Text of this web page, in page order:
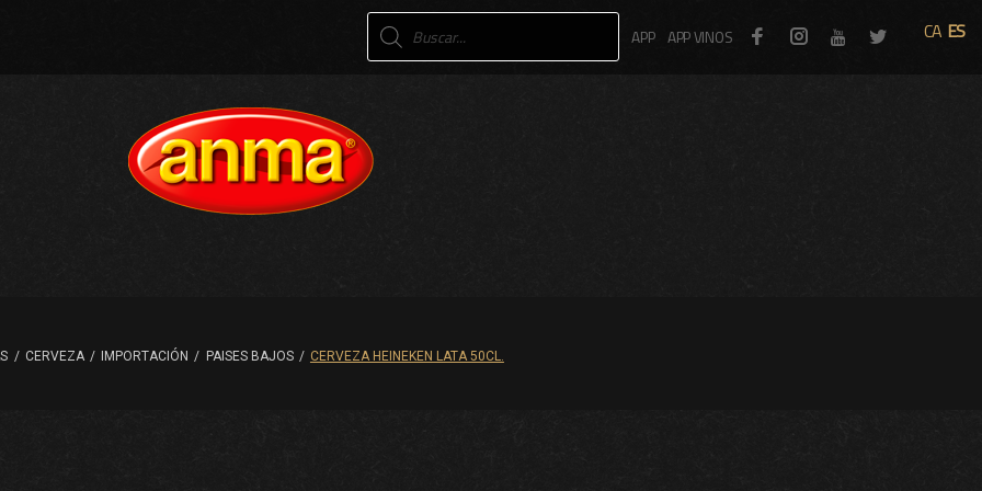
Products
search APP APP VINOS FacebookInstagram Twitter
/ CERVEZA / IMPORTACIÓN / PAISES BAJOS / CERVEZA HEINEKEN LATA 50CL.
CA ES